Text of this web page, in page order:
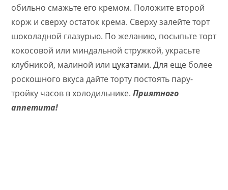
обильно смажьте его кремом. Положите второй
корж и сверху остаток крема. Сверху залейте торт
шоколадной глазурью. По желанию, посыпьте торт
кокосовой или миндальной стружкой, украсьте
клубникой, малиной или цукатами. Для еще более
роскошного вкуса дайте торту постоять пару-
тройку часов в холодильнике.Приятного
аппетита!